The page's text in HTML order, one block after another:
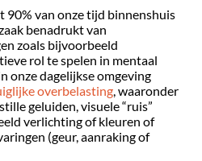
90% van onze tijd binnenshuis
benadrukt van
zoals bijvoorbeeld
rol te spelen in mentaal
onze dagelijkse omgeving
overbelasting, waaronder
geluiden, visuele “ruis”
verlichting of kleuren of
(geur, aanraking of